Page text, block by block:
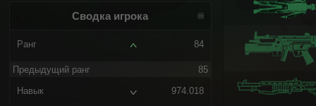
Сводка игрока
Ранг 84
Предыдущий ранг 85
Навык 974.018